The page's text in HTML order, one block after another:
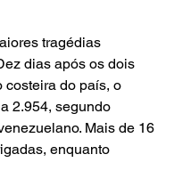
tragédias
dias após os dois
costeira do país, o
2.954, segundo
Mais de 16
enquanto